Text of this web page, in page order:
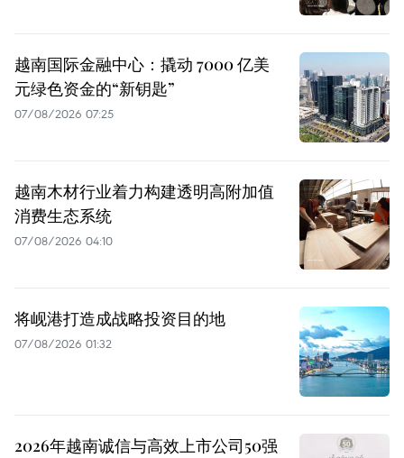
越南国际金融中心：撬动 7000 亿美
元绿色资金的“新钥匙”
07/08/2026 07:25
越南木材行业着力构建透明高附加值
消费生态系统
07/08/2026 04:10
将岘港打造成战略投资目的地
07/08/2026 01:32
2026年越南诚信与高效上市公司50强